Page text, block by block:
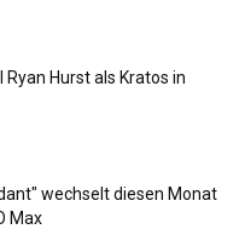
Hurst als Kratos in
wechselt diesen Monat
Max